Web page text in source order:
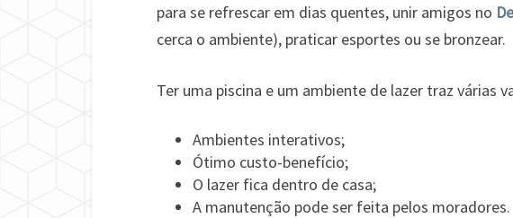
para se refrescar em dias quentes, unir amigos no
cerca o ambiente), praticar esportes ou se bronzear.
Ter uma piscina e um ambiente de lazer traz várias
Ambientes interativos;
Ótimo custo-benefício;
O lazer fica dentro de casa;
A manutenção pode ser feita pelos moradores.